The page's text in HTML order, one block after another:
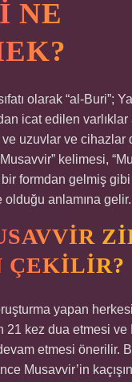
NE
olarak “al-Buri”;
icat edilen varlıklar
uzuvlar ve cihazlar
kelimesi,
formdan gelmiş
olduğu anlamına gelir.
ÇEKILIR?
yapan
21 kez dua etmesi ve
etmesi önerilir.
Musavvir’in